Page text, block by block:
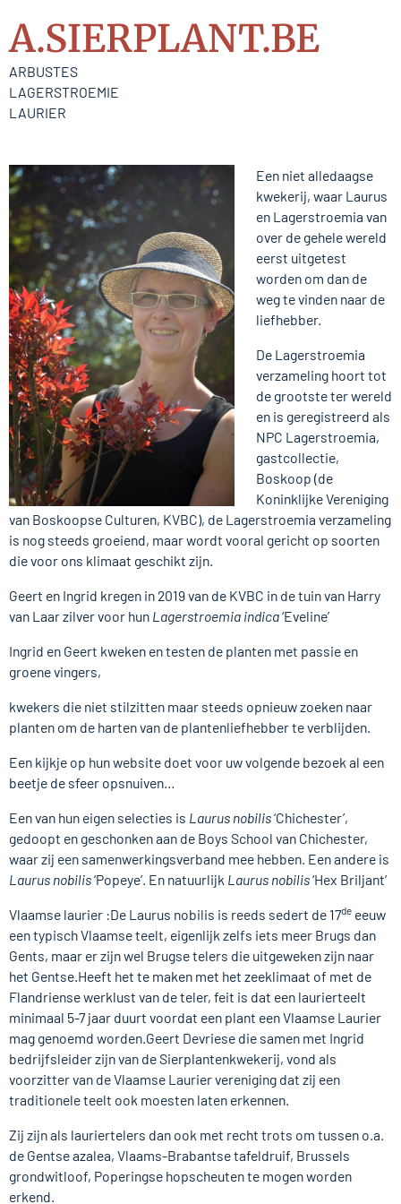
A.SIERPLANT.BE
ARBUSTES
LAGERSTROEMIE
LAURIER
Een niet alledaagse
kwekerij, waar Laurus
en Lagerstroemia van
over de gehele wereld
eerst uitgetest
worden om dan de
weg te vinden naar de
liefhebber.
De Lagerstroemia
verzameling hoort tot
de grootste ter wereld
en is geregistreerd als
NPC Lagerstroemia,
gastcollectie,
Boskoop (de
Koninklijke Vereniging
van Boskoopse Culturen, KVBC), de Lagerstroemia verzameling
is nog steeds groeiend, maar wordt vooral gericht op soorten
die voor ons klimaat geschikt zijn.
Geert en Ingrid kregen in 2019 van de KVBC in de tuin van Harry
van Laar zilver voor hun Lagerstroemia indica‘Eveline’
Ingrid en Geert kweken en testen de planten met passie en
groene vingers,
kwekers die niet stilzitten maar steeds opnieuw zoeken naar
planten om de harten van de plantenliefhebber te verblijden.
Een kijkje op hun website doet voor uw volgende bezoek al een
beetje de sfeer opsnuiven…
Een van hun eigen selecties is Laurus nobilis‘Chichester’,
gedoopt en geschonken aan de Boys School van Chichester,
waar zij een samenwerkingsverband mee hebben. Een andere is
Laurus nobilis‘Popeye’. En natuurlijk Laurus nobilis‘Hex Briljant’
Vlaamse laurier :De Laurus nobilis is reeds sedert de 17de eeuw
een typisch Vlaamse teelt, eigenlijk zelfs iets meer Brugs dan
Gents, maar er zijn wel Brugse telers die uitgeweken zijn naar
het Gentse.Heeft het te maken met het zeeklimaat of met de
Flandriense werklust van de teler, feit is dat een laurierteelt
minimaal 5-7 jaar duurt voordat een plant een Vlaamse Laurier
mag genoemd worden.Geert Devriese die samen met Ingrid
bedrijfsleider zijn van de Sierplantenkwekerij, vond als
voorzitter van de Vlaamse Laurier vereniging dat zij een
traditionele teelt ook moesten laten erkennen.
Zij zijn als lauriertelers dan ook met recht trots om tussen o.a.
de Gentse azalea, Vlaams-Brabantse tafeldruif, Brussels
grondwitloof, Poperingse hopscheuten te mogen worden
erkend.